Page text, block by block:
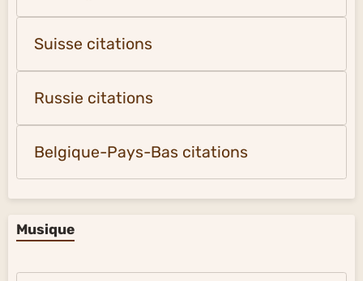
Suisse citations
Russie citations
Belgique-Pays-Bas citations
Musique